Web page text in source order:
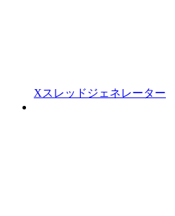
Xスレッドジェネレーター